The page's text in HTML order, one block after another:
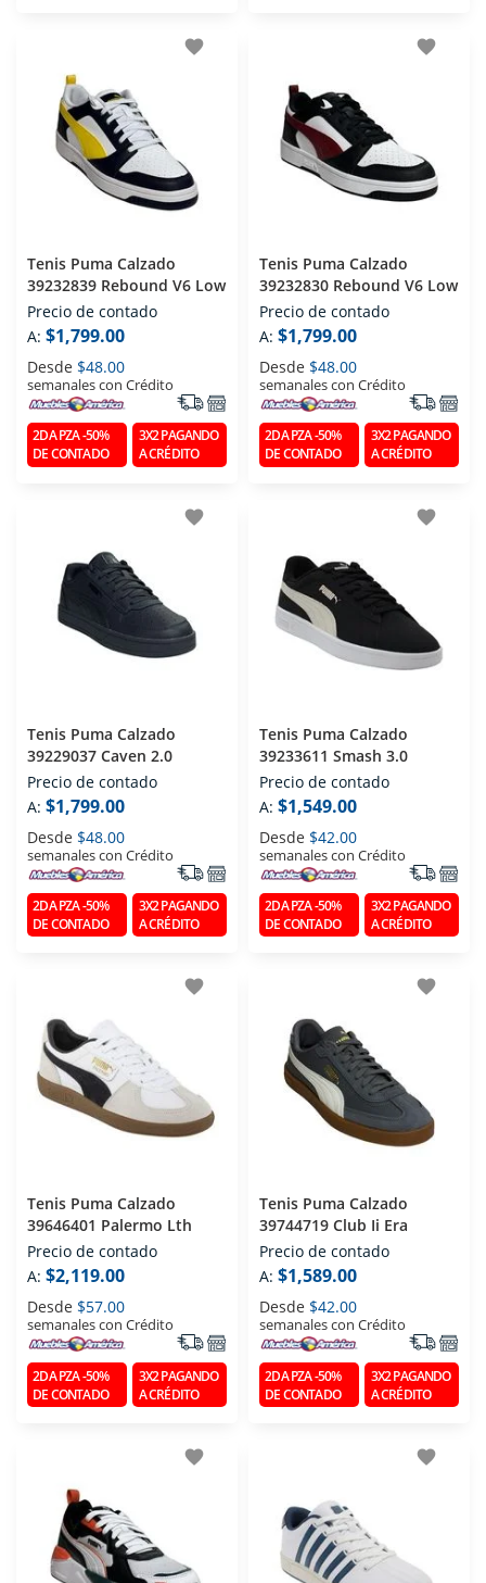
favorite
Tenis Puma Calzado
39232839 Rebound V6 Low
Precio de contado
A: $1,799.00
Desde $48.00
semanales con Crédito
2DA PZA -50%
DE CONTADO
3X2 PAGANDO
A CRÉDITO
favorite
Tenis Puma Calzado
39232830 Rebound V6 Low
Precio de contado
A: $1,799.00
Desde $48.00
semanales con Crédito
2DA PZA -50%
DE CONTADO
3X2 PAGANDO
A CRÉDITO
favorite
Tenis Puma Calzado
39229037 Caven 2.0
Precio de contado
A: $1,799.00
Desde $48.00
semanales con Crédito
2DA PZA -50%
DE CONTADO
3X2 PAGANDO
A CRÉDITO
favorite
Tenis Puma Calzado
39233611 Smash 3.0
Precio de contado
A: $1,549.00
Desde $42.00
semanales con Crédito
2DA PZA -50%
DE CONTADO
3X2 PAGANDO
A CRÉDITO
favorite
Tenis Puma Calzado
39646401 Palermo Lth
Precio de contado
A: $2,119.00
Desde $57.00
semanales con Crédito
2DA PZA -50%
DE CONTADO
3X2 PAGANDO
A CRÉDITO
favorite
Tenis Puma Calzado
39744719 Club Ii Era
Precio de contado
A: $1,589.00
Desde $42.00
semanales con Crédito
2DA PZA -50%
DE CONTADO
3X2 PAGANDO
A CRÉDITO
favorite favorite